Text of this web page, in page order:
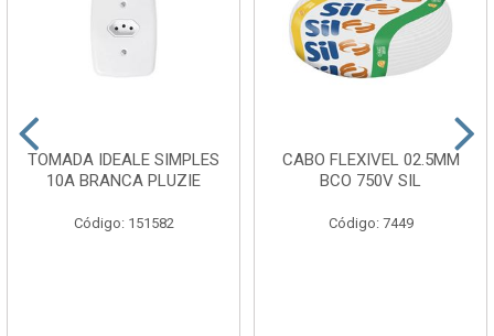
TOMADA IDEALE SIMPLES
10A BRANCA PLUZIE
Código: 151582
CABO FLEXIVEL 02.5MM
BCO 750V SIL
Código: 7449